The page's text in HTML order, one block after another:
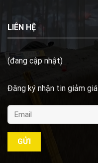
LIÊN HỆ
(đang cập nhật)
Đăng ký nhận tin giảm giá